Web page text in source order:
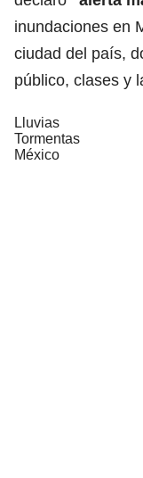
inundaciones en
ciudad del país,
público, clases y
Lluvias
Tormentas
México